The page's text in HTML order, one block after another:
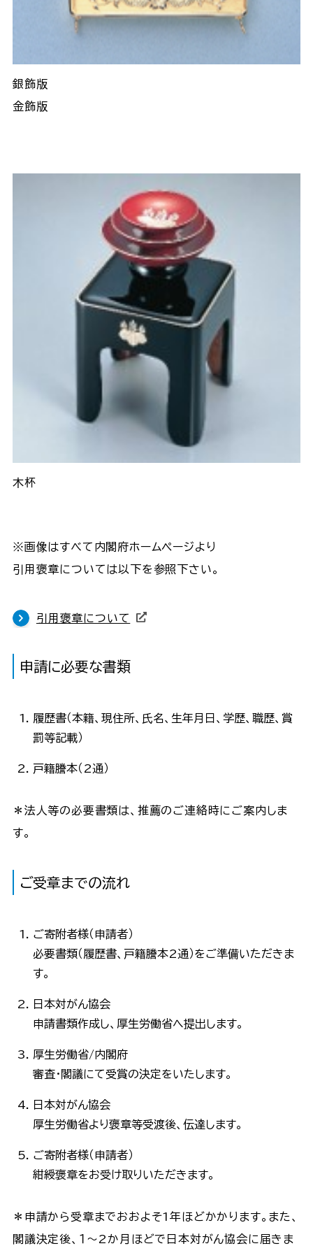
銀飾版
金飾版
木杯
※画像はすべて内閣府ホームページより
引用褒章については以下を参照下さい。
引用褒章について
申請に必要な書類
履歴書（本籍、現住所、氏名、生年月日、学歴、職歴、賞
罰等記載）
戸籍謄本（2通）
＊法人等の必要書類は、推薦のご連絡時にご案内しま
す。
ご受章までの流れ
ご寄附者様（申請者）
必要書類（履歴書、戸籍謄本2通）をご準備いただきま
す。
日本対がん協会
申請書類作成し、厚生労働省へ提出します。
厚生労働省/内閣府
審査・閣議にて受賞の決定をいたします。
日本対がん協会
厚生労働省より褒章等受渡後、伝達します。
ご寄附者様（申請者）
紺綬褒章をお受け取りいただきます。
＊申請から受章までおおよそ1年ほどかかります。また、
閣議決定後、１～2か月ほどで日本対がん協会に届きま